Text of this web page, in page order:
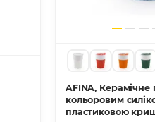
AFINA, Керамічне
кольоровим
пластиковою